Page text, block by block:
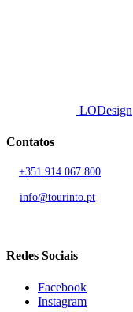
LODesign
Contatos
+351 914 067 800
info@tourinto.pt
Redes Sociais
Facebook
Instagram